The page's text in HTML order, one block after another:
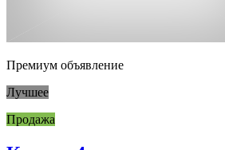
Премиум объявление
Лучшее
Продажа